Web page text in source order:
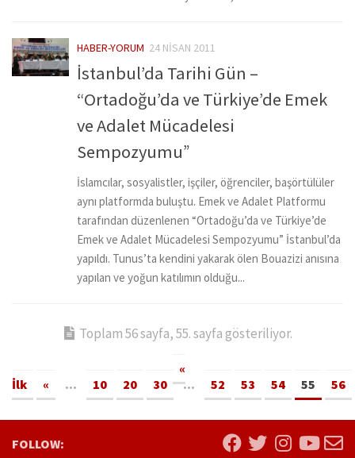
HABER-YORUM 24 NISAN 2011
İstanbul’da Tarihi Gün –
“Ortadoğu’da ve Türkiye’de Emek
ve Adalet Mücadelesi
Sempozyumu”
İslamcılar, sosyalistler, işçiler, öğrenciler, başörtülüler
aynı platformda buluştu. Emek ve Adalet Platformu
tarafından düzenlenen “Ortadoğu’da ve Türkiye’de
Emek ve Adalet Mücadelesi Sempozyumu” İstanbul’da
yapıldı. Tunus’ta kendini yakarak ölen Bouazizi anısına
yapılan ve yoğun katılımın olduğu...
Toplam 56 sayfa, 55. sayfa gösteriliyor.
«
İlk
« ... 10 20 30 ... 52 53 54 55 56
FOLLOW: